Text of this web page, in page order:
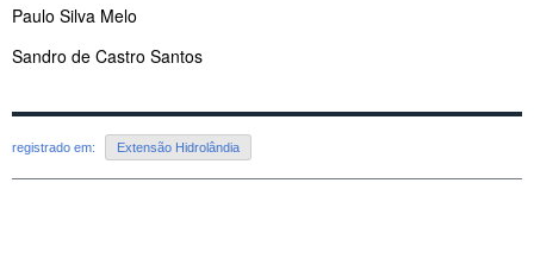
Paulo Silva Melo
Sandro de Castro Santos
registrado em: Extensão Hidrolândia